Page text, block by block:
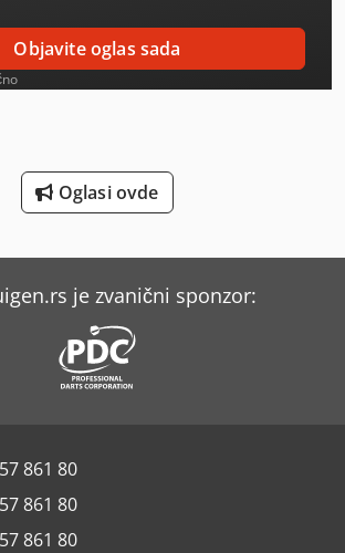
Atego 1828
Sprinter
Sprinter 300
Sprinter 316
Sprinter 500
Unimog 400
Objavite oglas sada
Oglasi ovde
je zvanični sponzor:
861 80
861 80
861 80